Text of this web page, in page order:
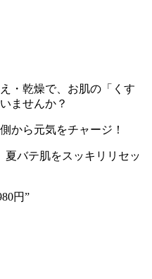
・乾燥で、お肌の「くす
ませんか？
から元気をチャージ！
夏バテ肌をスッキリリセッ
円”